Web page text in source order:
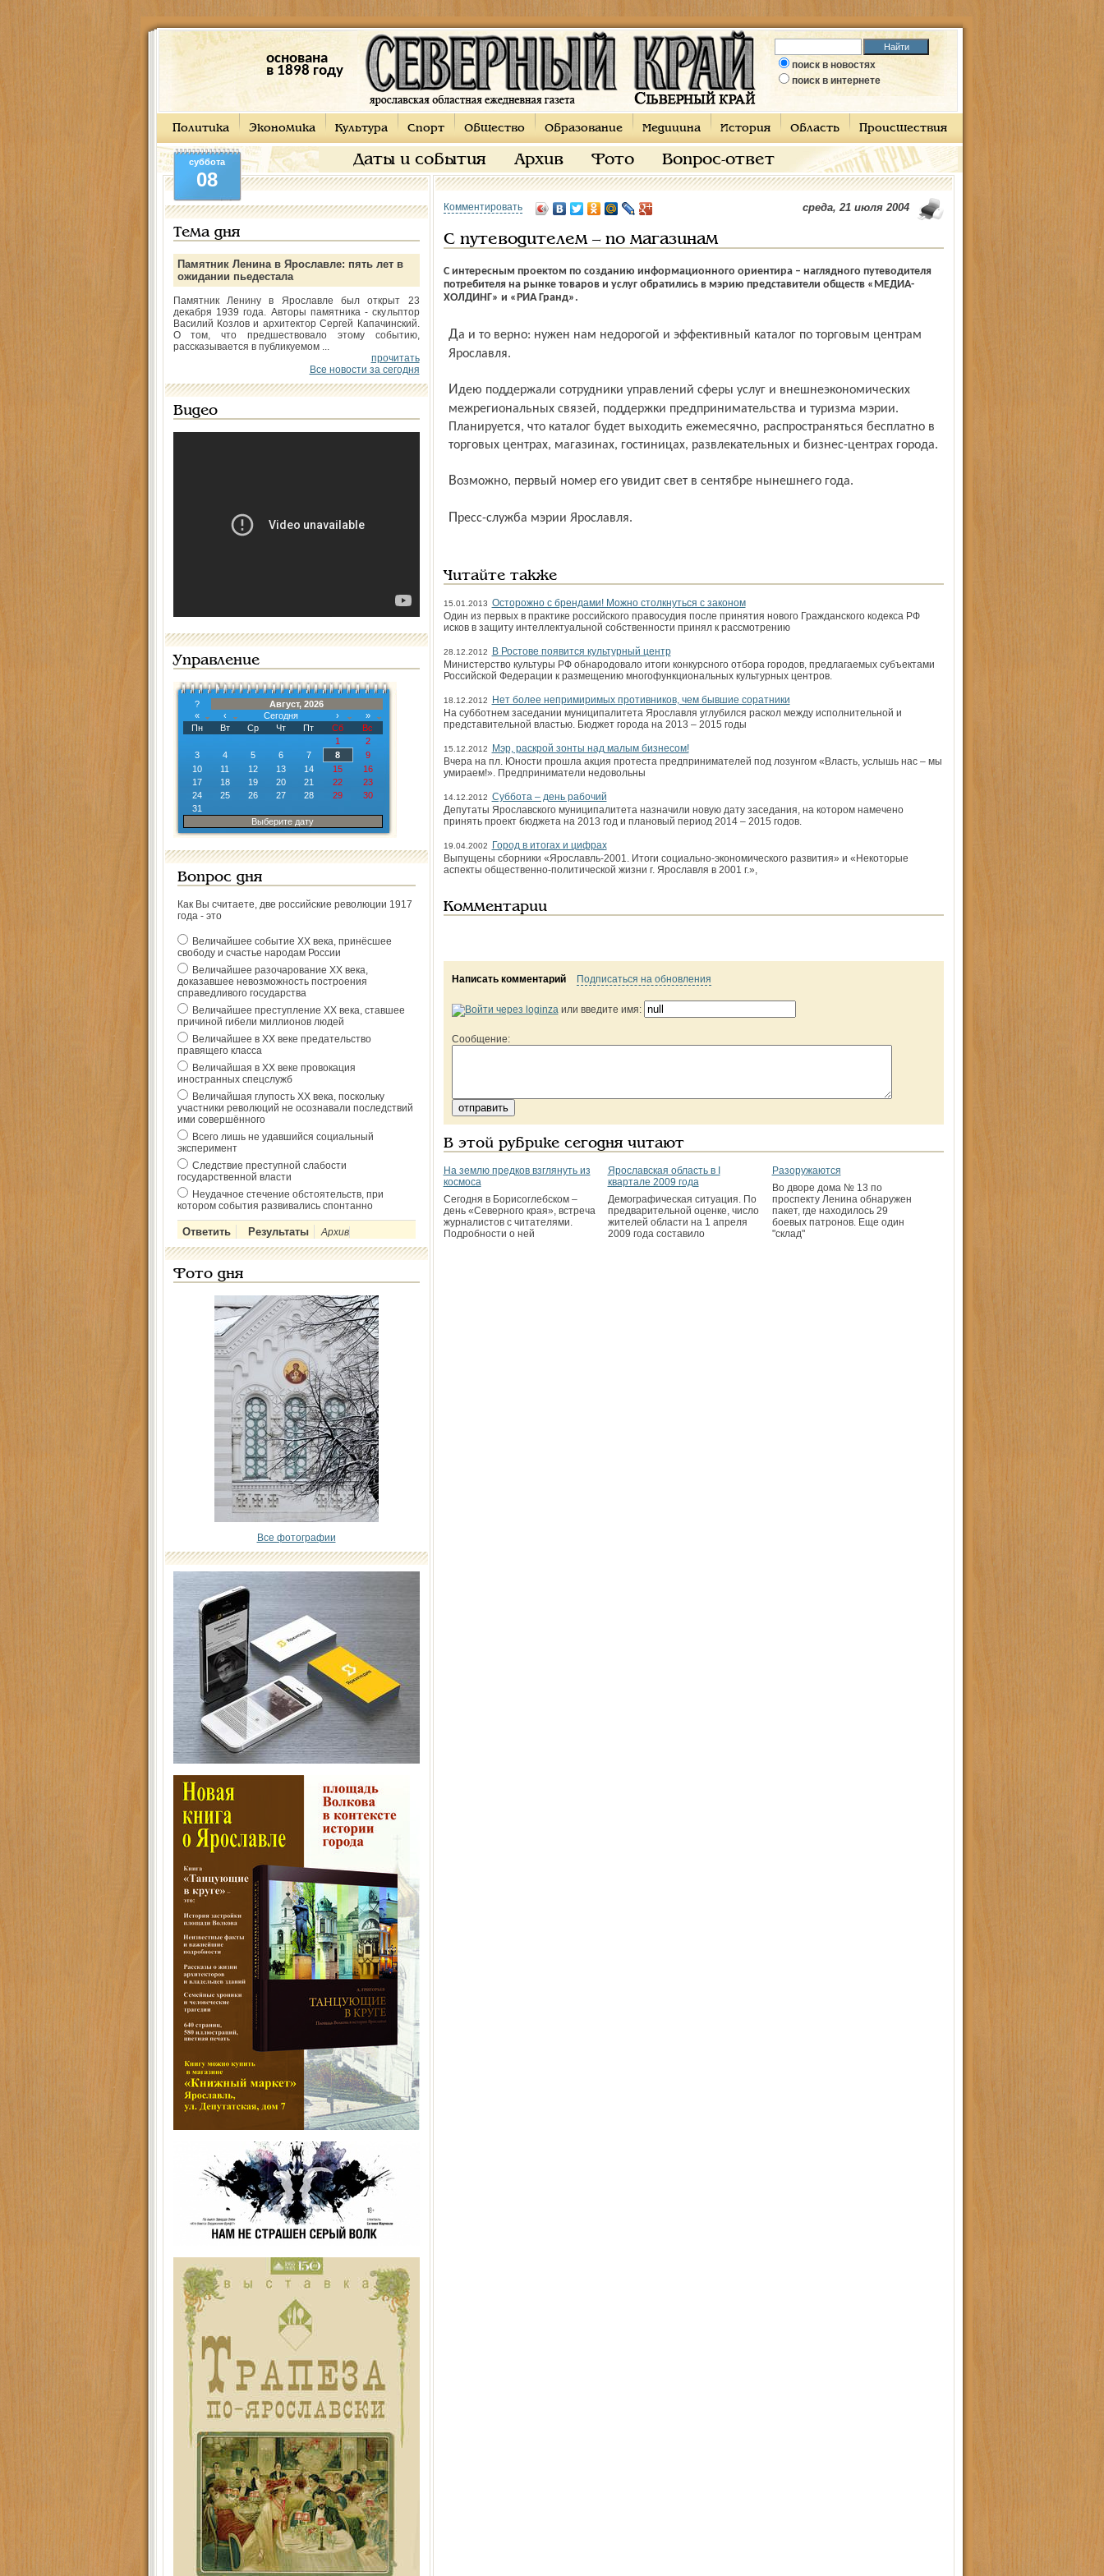
основана
в 1898 году
поиск в новостях
поиск в интернете
Политика Экономика Культура Спорт Общество Образование Медицина История Область Происшествия
Даты и события Архив Фото Вопрос-ответ
суббота
08
Тема дня
Памятник Ленина в Ярославле: пять лет в
ожидании пьедестала
Памятник Ленину в Ярославле был открыт 23
декабря 1939 года. Авторы памятника - скульптор
Василий Козлов и архитектор Сергей Капачинский.
О том, что предшествовало этому событию,
рассказывается в публикуемом ...
прочитать
Все новости за сегодня
Видео
Управление
?
Август, 2026
«
‹ Сегодня ›
»
Пн
Вт Ср Чт Пт Сб
Вс
1
2
3
4 5 6 7 8
9
10
11 12 13 14 15
16
17
18 19 20 21 22
23
24
25 26 27 28 29
30
31
Выберите дату
Вопрос дня
Как Вы считаете, две российские революции 1917
года - это
Величайшее событие ХХ века, принёсшее
свободу и счастье народам России
Величайшее разочарование ХХ века,
доказавшее невозможность построения
справедливого государства
Величайшее преступление ХХ века, ставшее
причиной гибели миллионов людей
Величайшее в ХХ веке предательство
правящего класса
Величайшая в ХХ веке провокация
иностранных спецслужб
Величайшая глупость ХХ века, поскольку
участники революций не осознавали последствий
ими совершённого
Всего лишь не удавшийся социальный
эксперимент
Следствие преступной слабости
государственной власти
Неудачное стечение обстоятельств, при
котором события развивались спонтанно
Архив
Фото дня
Все фотографии
Комментировать среда, 21 июля 2004
С путеводителем – по магазинам
С интересным проектом по созданию информационного ориентира – наглядного путеводителя
потребителя на рынке товаров и услуг обратились в мэрию представители обществ «МЕДИА-
ХОЛДИНГ» и «РИА Гранд».
Да и то верно: нужен нам недорогой и эффективный каталог по торговым центрам
Ярославля.
Идею поддержали сотрудники управлений сферы услуг и внешнеэкономических
межрегиональных связей, поддержки предпринимательства и туризма мэрии.
Планируется, что каталог будет выходить ежемесячно, распространяться бесплатно в
торговых центрах, магазинах, гостиницах, развлекательных и бизнес-центрах города.
Возможно, первый номер его увидит свет в сентябре нынешнего года.
Пресс-служба мэрии Ярославля.
Читайте также
15.01.2013 Осторожно с брендами! Можно столкнуться с законом
Один из первых в практике российского правосудия после принятия нового Гражданского кодекса РФ
исков в защиту интеллектуальной собственности принял к рассмотрению
28.12.2012
В Ростове появится культурный центр
Министерство культуры РФ обнародовало итоги конкурсного отбора городов, предлагаемых субъектами
Российской Федерации к размещению многофункциональных культурных центров.
18.12.2012
Нет более непримиримых противников, чем бывшие соратники
На субботнем заседании муниципалитета Ярославля углубился раскол между исполнительной и
представительной властью. Бюджет города на 2013 – 2015 годы
15.12.2012
Мэр, раскрой зонты над малым бизнесом!
Вчера на пл. Юности прошла акция протеста предпринимателей под лозунгом «Власть, услышь нас – мы
умираем!». Предприниматели недовольны
14.12.2012 Суббота – день рабочий
Депутаты Ярославского муниципалитета назначили новую дату заседания, на котором намечено
принять проект бюджета на 2013 год и плановый период 2014 – 2015 годов.
19.04.2002
Город в итогах и цифрах
Выпущены сборники «Ярославль-2001. Итоги социально-экономического развития» и «Некоторые
аспекты общественно-политической жизни г. Ярославля в 2001 г.»,
Комментарии
Написать комментарий Подписаться на обновления
или введите имя:
Сообщение:
В этой рубрике сегодня читают
На землю предков взглянуть из
космоса
Сегодня в Борисоглебском –
день «Северного края», встреча
журналистов с читателями.
Подробности о ней
Ярославская область в I
квартале 2009 года
Демографическая ситуация. По
предварительной оценке, число
жителей области на 1 апреля
2009 года составило
Разоружаются
Во дворе дома № 13 по
проспекту Ленина обнаружен
пакет, где находилось 29
боевых патронов. Еще один
"склад"